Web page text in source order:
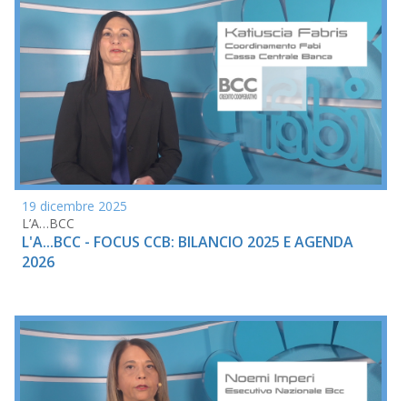
19 dicembre 2025
L’A…BCC
L'A...BCC - FOCUS CCB: BILANCIO 2025 E AGENDA
2026